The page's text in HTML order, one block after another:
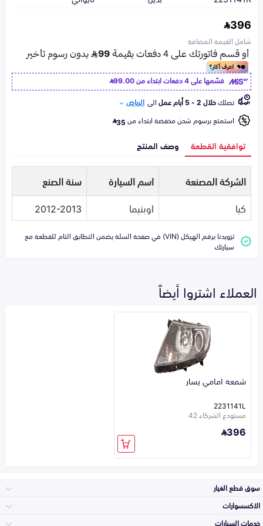
396
شامل القيمة المضافة
قسّمها على 4 دفعات ابتداء من
99.00
تصلكخلال 2 - 5 أيام عمل الى الرياض
استمتع برسوم شحن مخفضة ابتداء من35
توافقية القطعة وصف المنتج
الشركة المصنعة اسم السيارة
سنة الصنع
كيا
اوبتيما 2012-2013
تزويدنا برقم الهيكل (VIN) في صفحة السلة يضمن التطابق التام للقطعة مع
سيارتك
العملاء اشتروا أيضاً
شمعة امامي يسار
2231141L
مستودع الشركاء 42
396
سوق قطع الغيار
الاكسسوارات
خدمات السيارات